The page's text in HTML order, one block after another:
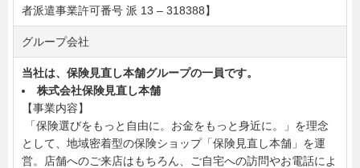
者派遣事業許可番号 派 13 – 318388】
グループ会社
当社は、保険見直し本舗グループの一員です。
株式会社保険見直し本舗
【事業内容】
「保険選びをもっと自由に。お金をもっと身近に。」を理念
として、地域密着型の保険ショップ「保険見直し本舗」を運
営。店舗へのご来店はもちろん、ご自宅への訪問やお電話によ